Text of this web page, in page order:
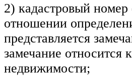
2) кадастровый
отношении
представляется
замечание относится
недвижимости;